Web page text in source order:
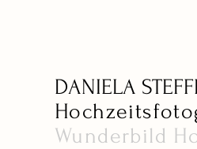
DANIELA
Wunderbild